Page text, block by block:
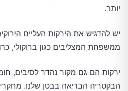
יותר.
יש להדגיש את הירקות העליים
ממשפחת המצליבים כגון ברוקולי,
ירקות הם גם מקור נהדר לסיבים,
הבקטריה הבריאה בבטן שלנו.